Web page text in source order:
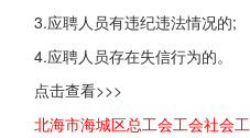
3.应聘人员有违纪违法情况的;
4.应聘人员存在失信行为的。
点击查看>>>
北海市海城区总工会工会社会